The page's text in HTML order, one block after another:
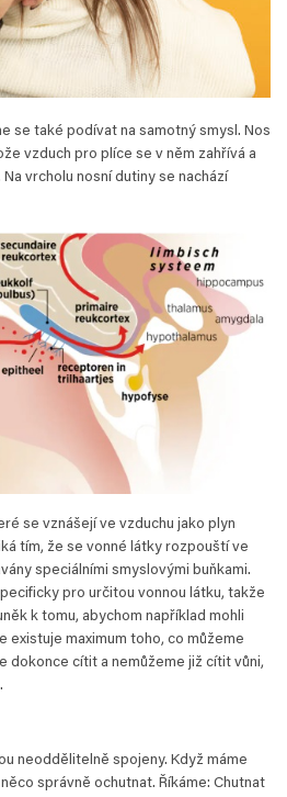
se také podívat na samotný smysl. Nos
vzduch pro plíce se v něm zahřívá a
vrcholu nosní dutiny se nachází
se vznášejí ve vzduchu jako plyn
tím, že se vonné látky rozpouští ve
speciálními smyslovými buňkami.
pro určitou vonnou látku, takže
k tomu, abychom například mohli
existuje maximum toho, co můžeme
dokonce cítit a nemůžeme již cítit vůni,
neoddělitelně spojeny. Když máme
správně ochutnat. Říkáme: Chutnat